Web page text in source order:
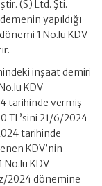
(S) Ltd. Şti.
yapıldığı
1 No.lu KDV
inşaat demiri
KDV
tarihinde vermiş
TL’sini 21/6/2024
tarihinde
KDV’nin
No.lu KDV
2024 dönemine